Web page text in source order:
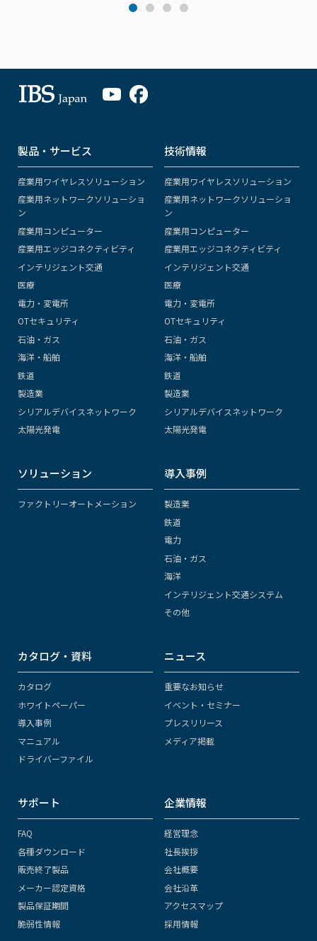
製品・サービス
産業用ワイヤレスソリューション
産業用ネットワークソリューショ
ン
産業用コンピューター
産業用エッジコネクティビティ
インテリジェント交通
医療
電力・変電所
OTセキュリティ
石油・ガス
海洋・船舶
鉄道
製造業
シリアルデバイスネットワーク
太陽光発電
技術情報
産業用ワイヤレスソリューション
産業用ネットワークソリューショ
ン
産業用コンピューター
産業用エッジコネクティビティ
インテリジェント交通
医療
電力・変電所
OTセキュリティ
石油・ガス
海洋・船舶
鉄道
製造業
シリアルデバイスネットワーク
太陽光発電
ソリューション
ファクトリーオートメーション
導入事例
製造業
鉄道
電力
石油・ガス
海洋
インテリジェント交通システム
その他
カタログ・資料
カタログ
ホワイトペーパー
導入事例
マニュアル
ドライバーファイル
ニュース
重要なお知らせ
イベント・セミナー
プレスリリース
メディア掲載
サポート
FAQ
各種ダウンロード
販売終了製品
メーカー認定資格
製品保証期間
脆弱性情報
企業情報
経営理念
社長挨拶
会社概要
会社沿革
アクセスマップ
採用情報